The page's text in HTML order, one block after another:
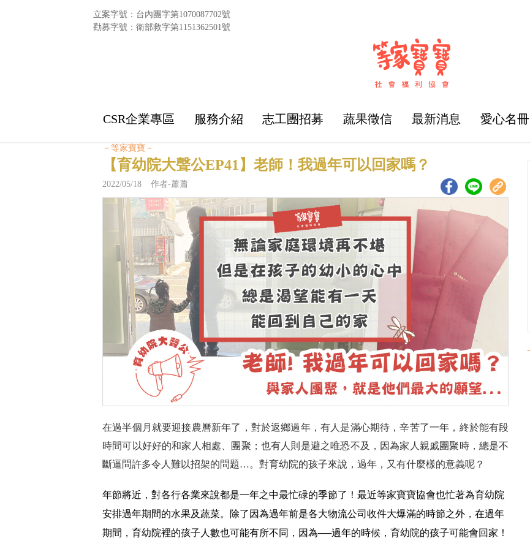
立案字號：台內團字第1070087702號
勸募字號：衛部救字第1151362501號
CSR企業專區 服務介紹 志工團招募 蔬果徵信 最新消息 愛心名冊
－等家寶寶－
【育幼院大聲公EP41】老師！我過年可以回家嗎？
2022/05/18 作者-蕭蕭
在過半個月就要迎接農曆新年了，對於返鄉過年，有人是滿心期待，辛苦了一年，終於能有段
時間可以好好的和家人相處、團聚；也有人則是避之唯恐不及，因為家人親戚團聚時，總是不
斷逼問許多令人難以招架的問題…。對育幼院的孩子來說，過年，又有什麼樣的意義呢？
年節將近，對各行各業來說都是一年之中最忙碌的季節了！最近等家寶寶協會也忙著為育幼院
安排過年期間的水果及蔬菜。除了因為過年前是各大物流公司收件大爆滿的時節之外，在過年
期間，育幼院裡的孩子人數也可能有所不同，因為──過年的時候，育幼院的孩子可能會回家！